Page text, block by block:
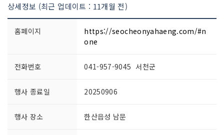
상세정보 (최근 업데이트 : 11개월 전)
홈페이지
https://seocheonyahaeng.com/#n
one
전화번호 041-957-9045 서천군
행사 종료일 20250906
행사 장소 한산읍성 남문